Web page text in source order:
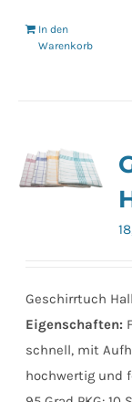
In den
Warenkorb
Geschirrtuch
Eigenschaften:
schnell, mit
hochwertig und